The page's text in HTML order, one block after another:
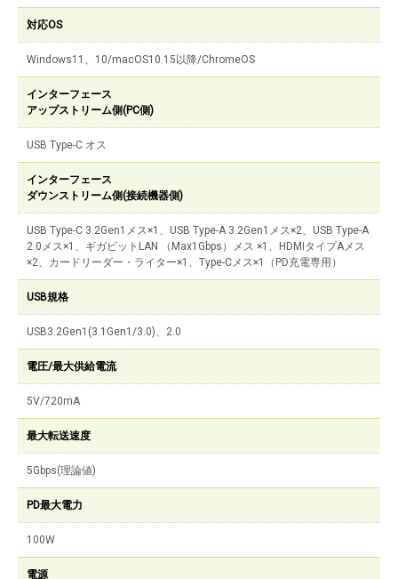
対応OS
Windows11、10/macOS10.15以降/ChromeOS
インターフェース
アップストリーム側(PC側)
USB Type-C オス
インターフェース
ダウンストリーム側(接続機器側)
USB Type-C 3.2Gen1メス×1、USB Type-A 3.2Gen1メス×2、USB Type-A
2.0メス×1、ギガビットLAN （Max1Gbps）メス ×1、HDMIタイプAメス
×2、カードリーダー・ライター×1、Type-Cメス×1（PD充電専用）
USB規格
USB3.2Gen1(3.1Gen1/3.0)、2.0
電圧/最大供給電流
5V/720mA
最大転送速度
5Gbps(理論値)
PD最大電力
100W
電源